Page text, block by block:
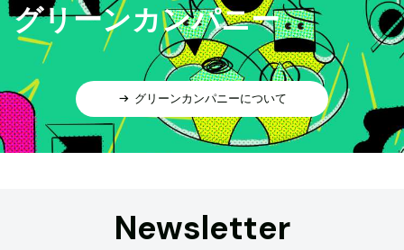
グリーンカンパニー
グリーンカンパニーについて
Newsletter